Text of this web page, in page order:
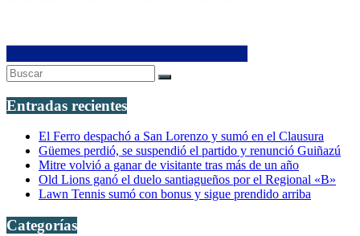
Entradas recientes
El Ferro despachó a San Lorenzo y sumó en el Clausura
Güemes perdió, se suspendió el partido y renunció Guiñazú
Mitre volvió a ganar de visitante tras más de un año
Old Lions ganó el duelo santiagueños por el Regional «B»
Lawn Tennis sumó con bonus y sigue prendido arriba
Categorías